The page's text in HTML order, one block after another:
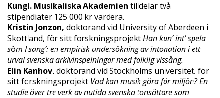
Kungl. Musikaliska Akademien tilldelar två
stipendiater 125 000 kr vardera.
Kristin Jonzon, doktorand vid University of Aberdeen i
Skottland, för sitt forskningsprojektHan kun’ int’ spela
sôm I sang’: en empirisk undersökning av intonation i ett
urval svenska arkivinspelningar med folklig vissång.
Elin Kanhov, doktorand vid Stockholms universitet, för
sitt forskningsprojekt Vad kan musik göra för miljön? En
studie över tre verk av nutida svenska tonsättare som